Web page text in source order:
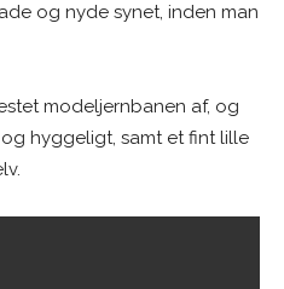
og nyde synet, inden man
modeljernbanen af, og
hyggeligt, samt et fint lille